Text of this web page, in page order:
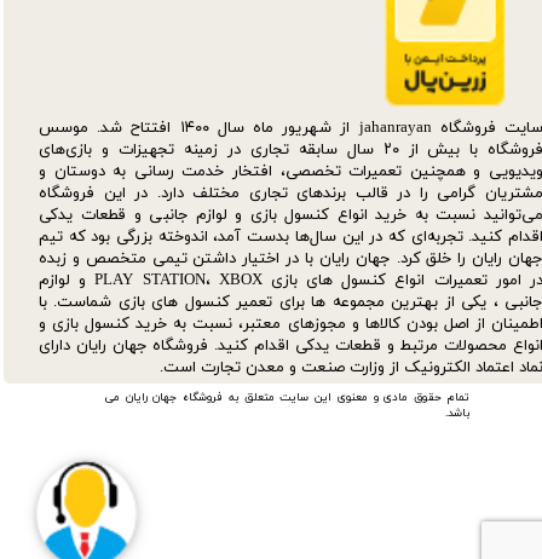
تمام حقوق مادی و معنوی این سایت متعلق به فروشگاه جهان رایان می
باشد.
سایت فروشگاه jahanrayan از شهریور ماه سال ۱۴۰۰ افتتاح شد. موسس
فروشگاه با بیش از ۲۰ سال سابقه تجاری در زمینه تجهیزات و بازی‌های
ویدیویی و همچنین تعمیرات تخصصی، افتخار خدمت رسانی به دوستان و
مشتریان گرامی را در قالب برندهای تجاری مختلف دارد. در این فروشگاه
می‌توانید نسبت به خرید انواع کنسول بازی و لوازم جانبی و قطعات یدکی‌
اقدام کنید. تجربه‌ای که در این سال‌ها بدست آمد، اندوخته بزرگی بود که تیم
جهان رایان را خلق کرد. جهان رایان با در اختیار داشتن تیمی متخصص و زبده
در امور تعمیرات انواع کنسول های بازی PLAY STATION، XBOX و لوازم
جانبی ، یکی از بهترین مجموعه ها برای تعمیر کنسول های بازی شماست. با
اطمینان از اصل بودن کالاها و مجوزهای معتبر، نسبت به خرید کنسول بازی و
انواع محصولات مرتبط و قطعات یدکی اقدام کنید. فروشگاه جهان رایان دارای
نماد اعتماد الکترونیک از وزارت صنعت و معدن تجارت است.